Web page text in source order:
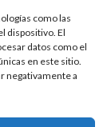
como las
dispositivo. El
datos como el
en este sitio.
negativamente a